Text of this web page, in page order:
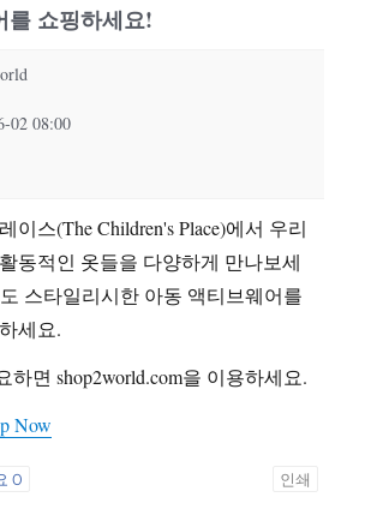
를 쇼핑하세요!
02 08:00
이스(The Children's Place)에서 우리
동적인 옷들을 다양하게 만나보세
스타일리시한 아동 액티브웨어를
세요.
하면 shop2world.com을 이용하세요.
Now
0 인쇄